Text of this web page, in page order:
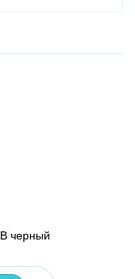
черный